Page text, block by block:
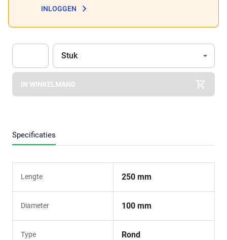
INLOGGEN
Apok.Product.Detail.AddToCart.Quantity (Optioneel)
Eenheid
Stuk
IN WINKELMAND
Specificaties
Lengte 250 mm
Diameter 100 mm
Type Rond